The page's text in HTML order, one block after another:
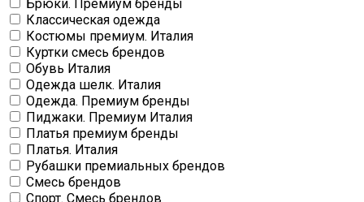
Брюки. Премиум бренды
Классическая одежда
Костюмы премиум. Италия
Куртки смесь брендов
Обувь Италия
Одежда шелк. Италия
Одежда. Премиум бренды
Пиджаки. Премиум Италия
Платья премиум бренды
Платья. Италия
Рубашки премиальных брендов
Смесь брендов
Спорт. Смесь брендов